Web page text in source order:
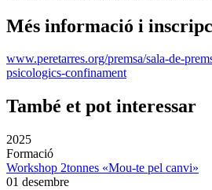
Més informació i
www.peretarres.org/premsa/sala-de-
psicologics-confinament
També et pot interessar
2025
Formació
Workshop 2tonnes «Mou-te pel canvi»
01 desembre